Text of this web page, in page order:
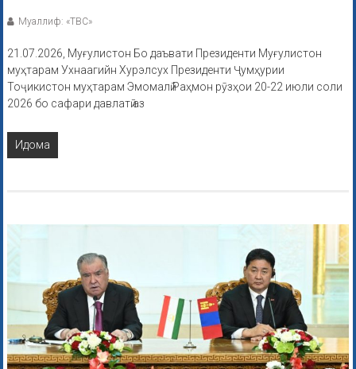
Муаллиф: «ТВС»
21.07.2026, Муғулистон Бо даъвати Президенти Муғулистон
муҳтарам Ухнаагийн Хурэлсух Президенти Ҷумҳурии
Тоҷикистон муҳтарам Эмомалӣ Раҳмон рӯзҳои 20-22 июли соли
2026 бо сафари давлатӣ аз
Идома